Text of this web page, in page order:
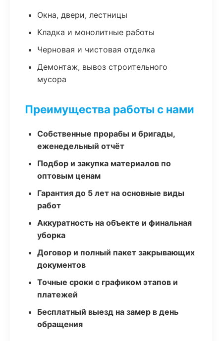
Окна, двери, лестницы
Кладка и монолитные работы
Черновая и чистовая отделка
Демонтаж, вывоз строительного
мусора
Преимущества работы с нами
Собственные прорабы и бригады,
еженедельный отчёт
Подбор и закупка материалов по
оптовым ценам
Гарантия до 5 лет на основные виды
работ
Аккуратность на объекте и финальная
уборка
Договор и полный пакет закрывающих
документов
Точные сроки с графиком этапов и
платежей
Бесплатный выезд на замер в день
обращения